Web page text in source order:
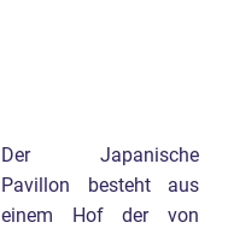
Der Japanische
Pavillon besteht aus
einem Hof der von